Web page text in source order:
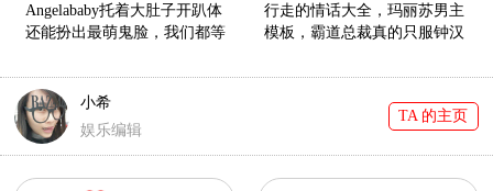
Angelababy托着大肚子开趴体
还能扮出最萌鬼脸，我们都等
行走的情话大全，玛丽苏男主
模板，霸道总裁真的只服钟汉
小希
娱乐编辑
TA 的主页